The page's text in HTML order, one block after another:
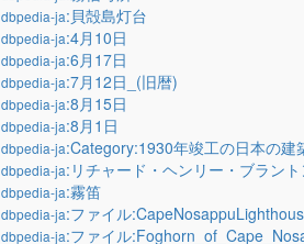
dbpedia-ja:貝殻島灯台
dbpedia-ja:4月10日
dbpedia-ja:6月17日
dbpedia-ja:7月12日_(旧暦)
dbpedia-ja:8月15日
dbpedia-ja:8月1日
dbpedia-ja:Category:1930年竣工の日本の建
dbpedia-ja:リチャード・ヘンリー・ブラント
dbpedia-ja:霧笛
dbpedia-ja:ファイル
dbpedia-ja:ファイル